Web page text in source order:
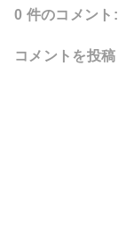
0 件のコメント:
コメントを投稿